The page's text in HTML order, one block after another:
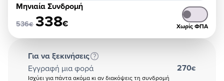
Μηνιαία Συνδρομή
536€ 338€ Χωρίς ΦΠΑ
Για να ξεκινήσεις
Εγγραφή μια φορά
Ισχύει για πάντα ακόμα κι αν διακόψεις τη συνδρομή
270€